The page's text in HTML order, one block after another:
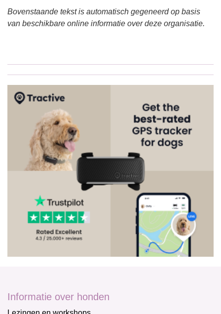
Bovenstaande tekst is automatisch gegeneerd op basis
van beschikbare online informatie over deze organisatie.
Informatie over honden